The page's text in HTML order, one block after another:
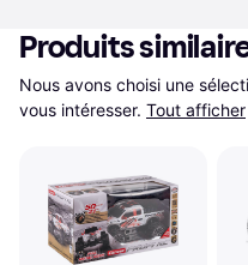
Produits
Nous avons choisi une
vous intéresser. Tout afficher